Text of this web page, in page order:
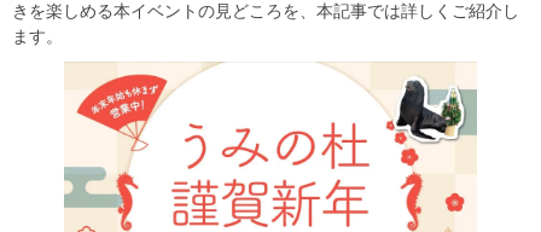
きを楽しめる本イベントの見どころを、本記事では詳しくご紹介し
ます。